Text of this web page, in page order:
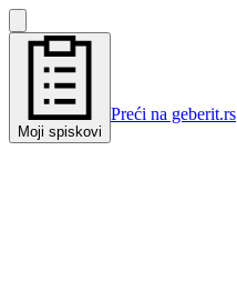
Moji spiskovi
Preći na geberit.rs